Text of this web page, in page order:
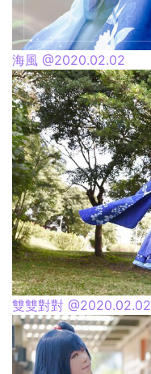
海風 @2020.02.02
雙雙對對 @2020.02.02